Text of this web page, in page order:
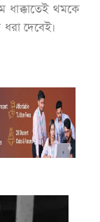
ধাক্কাতেই থমকে
দেবেই।